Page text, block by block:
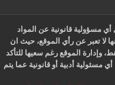
مسؤولية قانونية عن المواد
لا تعبر عن رأي الموقع، حيث ان
وإدارة الموقع رغم سعيها للتأكد
مسئولية أدبية أو قانونية عما يتم